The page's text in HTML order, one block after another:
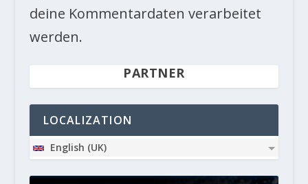
deine Kommentardaten verarbeitet
werden.
PARTNER
LOCALIZATION
English (UK)